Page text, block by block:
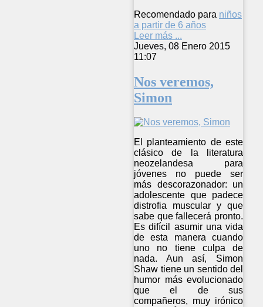
Recomendado para niños
a partir de 6 años
Leer más ...
Jueves, 08 Enero 2015
11:07
Nos veremos,
Simon
El planteamiento de este
clásico de la literatura
neozelandesa para
jóvenes no puede ser
más descorazonador: un
adolescente que padece
distrofia muscular y que
sabe que fallecerá pronto.
Es difícil asumir una vida
de esta manera cuando
uno no tiene culpa de
nada. Aun así, Simon
Shaw tiene un sentido del
humor más evolucionado
que el de sus
compañeros, muy irónico